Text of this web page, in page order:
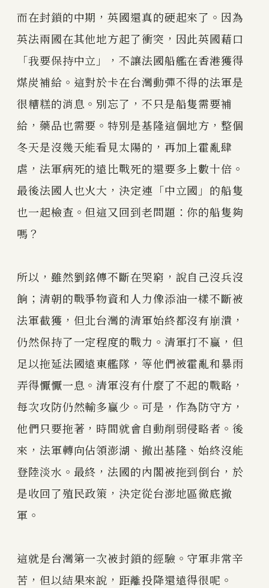
而在封鎖的中期，英國還真的硬起來了。因為
英法兩國在其他地方起了衝突，因此英國藉口
「我要保持中立」，不讓法國船艦在香港獲得
煤炭補給。這對於卡在台灣動彈不得的法軍是
很糟糕的消息。別忘了，不只是船隻需要補
給，藥品也需要。特別是基隆這個地方，整個
冬天是沒幾天能看見太陽的，再加上霍亂肆
虐，法軍病死的遠比戰死的還要多上數十倍。
最後法國人也火大，決定連「中立國」的船隻
也一起檢查。但這又回到老問題：你的船隻夠
嗎？
所以，雖然劉銘傳不斷在哭窮，說自己沒兵沒
餉；清朝的戰爭物資和人力像添油一樣不斷被
法軍截獲，但北台灣的清軍始終都沒有崩潰，
仍然保持了一定程度的戰力。清軍打不贏，但
足以拖延法國遠東艦隊，等他們被霍亂和暴雨
弄得懨懨一息。清軍沒有什麼了不起的戰略，
每次攻防仍然輸多贏少。可是，作為防守方，
他們只要拖著，時間就會自動削弱侵略者。後
來，法軍轉向佔領澎湖、撤出基隆、始終沒能
登陸淡水。最終，法國的內閣被拖到倒台，於
是收回了殖民政策，決定從台澎地區徹底撤
軍。
這就是台灣第一次被封鎖的經驗。守軍非常辛
苦，但以結果來說，距離投降還遠得很呢。